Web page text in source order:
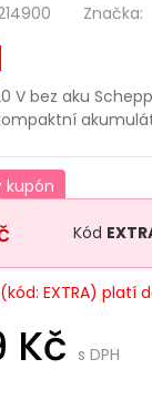
Značka:
V bez aku
kupón
Kód
EXTRA) platí
Kč s DPH